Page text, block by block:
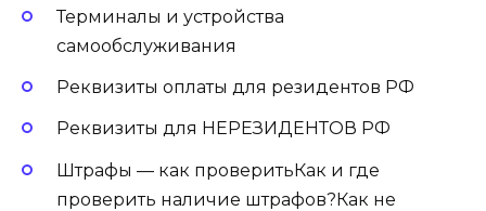
Терминалы и устройства
самообслуживания
Реквизиты оплаты для резидентов РФ
Реквизиты для НЕРЕЗИДЕНТОВ РФ
Штрафы — как проверитьКак и где
проверить наличие штрафов?Как не